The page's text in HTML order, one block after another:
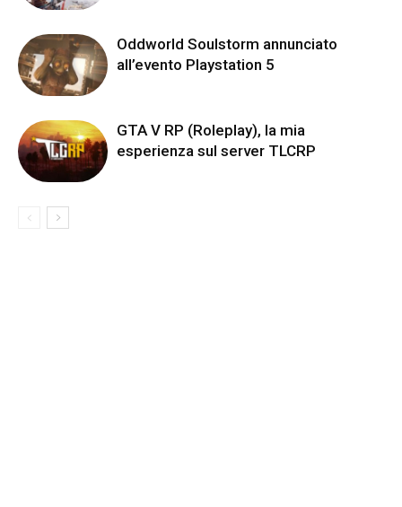
Oddworld Soulstorm annunciato
all’evento Playstation 5
GTA V RP (Roleplay), la mia
esperienza sul server TLCRP